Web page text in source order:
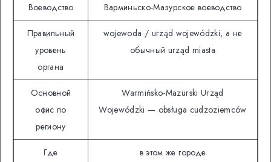
Воеводство Варминьско-Мазурское воеводство
Правильный
уровень
органа
wojewoda / urząd wojewódzki, а не
обычный urząd miasta
Основной
офис по
региону
Warmińsko-Mazurski Urząd
Wojewódzki — obsługa cudzoziemców
Где
в этом же городе